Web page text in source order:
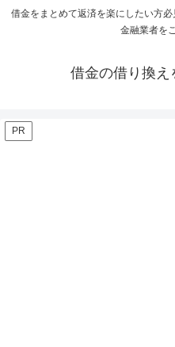
借金をまとめて返済を楽にしたい方
金融業者を
借金の借り換
PR